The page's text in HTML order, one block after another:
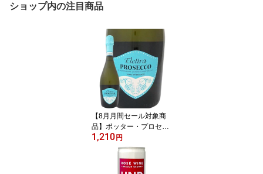
ショップ内の注目商品
【8月月間セール対象商
品】ボッター・プロセッ
コ・スプマンテ“エレット
ラ” イタリア 白スパーク
リングワイン 750ml 辛口
スプマンテ プロセッコ p
1,210円